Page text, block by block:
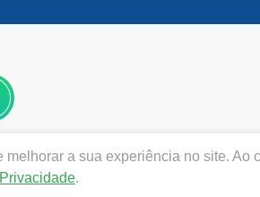
|SM DE OLIVEIRA
- Fotos meramente
a sua experiência no site. Ao
.